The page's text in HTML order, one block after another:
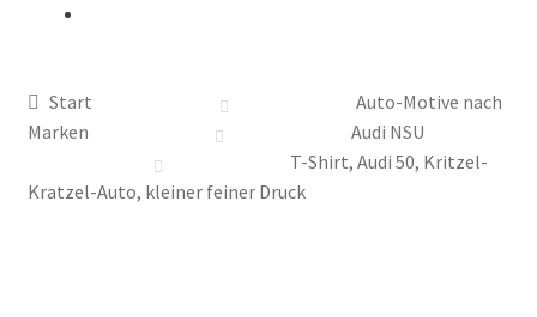
KASSE
SAG UNS WAS
Start
Auto-Motive nach
Marken
Audi NSU
T-Shirt, Audi 50, Kritzel-
Kratzel-Auto, kleiner feiner Druck